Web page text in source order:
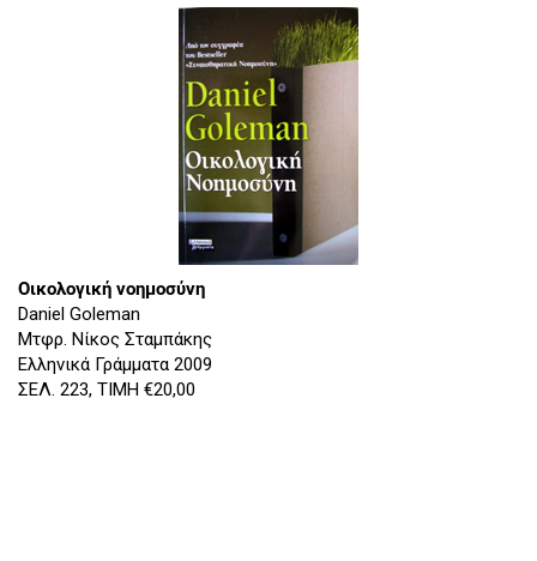
Οικολογική νοημοσύνη
Daniel Goleman
Μτφρ. Νίκος Σταμπάκης
Eλληνικά Γράμματα 2009
ΣΕΛ. 223, ΤΙΜΗ €20,00